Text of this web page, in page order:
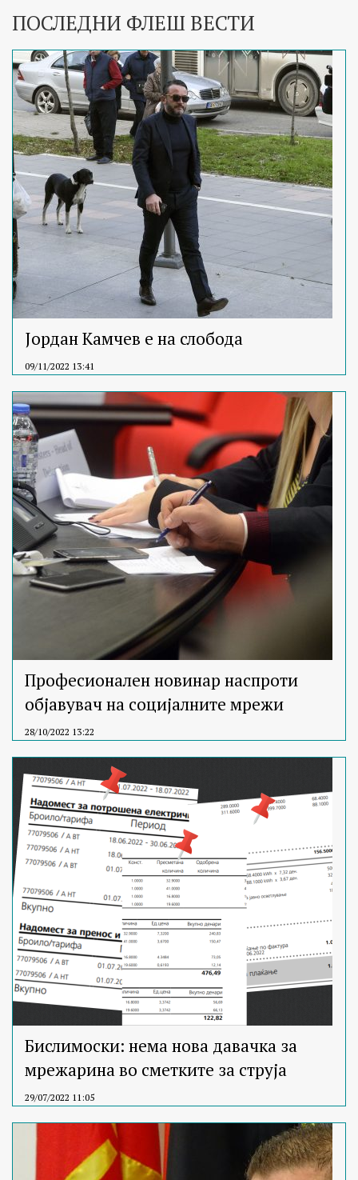
ПОСЛЕДНИ ФЛЕШ ВЕСТИ
Јордан Камчев е на слобода
09/11/2022 13:41
Професионален новинар наспроти
објавувач на социјалните мрежи
28/10/2022 13:22
Бислимоски: нема нова давачка за
мрежарина во сметките за струја
29/07/2022 11:05